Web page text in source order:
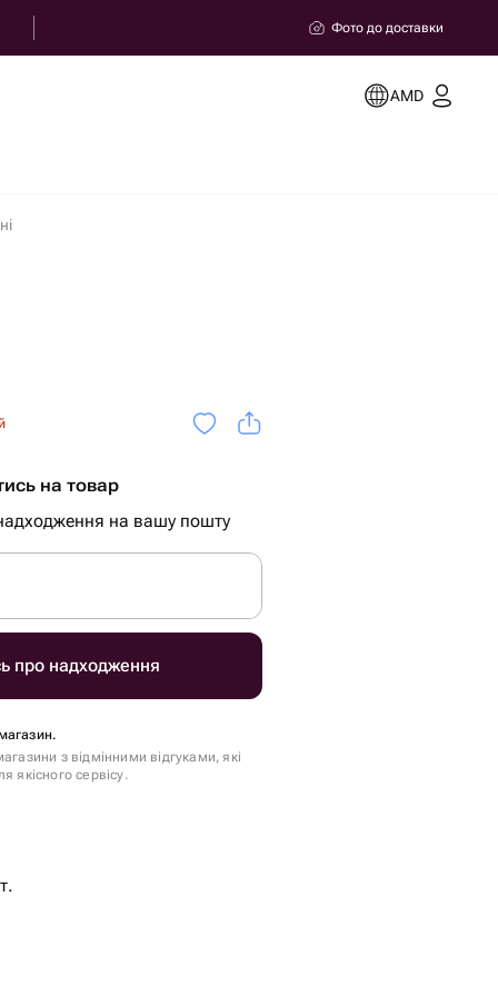
Фото до доставки
AMD
на товар
на вашу пошту
про надходження
з відмінними відгуками, які
якісного сервісу.